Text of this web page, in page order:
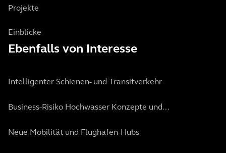
Projekte
Einblicke
Ebenfalls von Interesse
Intelligenter Schienen- und Transitverkehr
Business-Risiko Hochwasser Konzepte und...
Neue Mobilität und Flughafen-Hubs